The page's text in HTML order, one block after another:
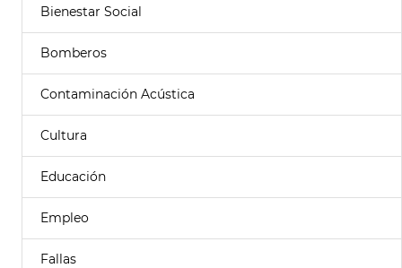
Bienestar Social
Bomberos
Contaminación Acústica
Cultura
Educación
Empleo
Fallas